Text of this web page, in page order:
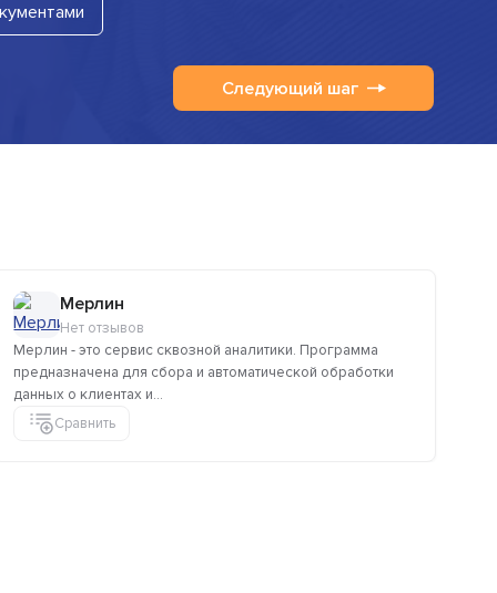
Следующий шаг
Мерлин
Нет отзывов
Мерлин - это сервис сквозной аналитики. Программа
предназначена для сбора и автоматической обработки
данных о клиентах и...
Сравнить